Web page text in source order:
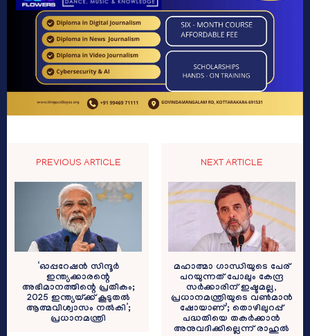
PREVIOUS ARTICLE
‘ഓപ്പറേഷൻ സിന്ദൂർ
ഇന്ത്യക്കാരന്റെ
അഭിമാനത്തിന്റെ പ്രതീകം;
2025 ഇന്ത്യയ്ക്ക് കൂടുതൽ
ആത്മവിശ്വാസം നൽകി’;
പ്രധാനമന്ത്രി
NEXT ARTICLE
മഹാത്മാ ഗാന്ധിയുടെ പേര്
പറയുന്നത് പോലും കേന്ദ്ര
സര്‍ക്കാരിന് ഇഷ്ടമല്ല,
പ്രധാനമന്ത്രിയുടെ വണ്‍മാന്‍
ഷോയാണ്’; തൊഴിലുറപ്പ്
പദ്ധതിയെ തകര്‍ക്കാന്‍
അനുവദിക്കില്ലെന്ന് രാഹുല്‍